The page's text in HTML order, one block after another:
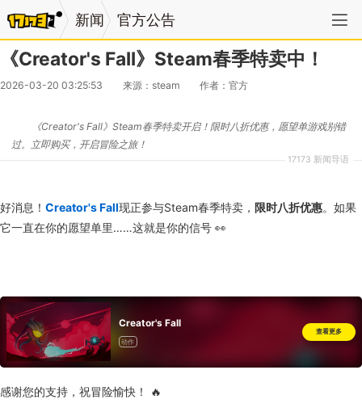
新闻 官方公告
《Creator's Fall》Steam春季特卖中！
2026-03-20 03:25:53 来源：steam 作者：官方
17173 新闻导语
《Creator's Fall》Steam春季特卖开启！限时八折优惠，愿望单游戏别错
过。立即购买，开启冒险之旅！
好消息！ Creator's Fall现正参与Steam春季特卖， 限时八折优惠。如果
它一直在你的愿望单里……这就是你的信号 👀
Creator's Fall
动作
查看更多
感谢您的支持，祝冒险愉快！ 🔥